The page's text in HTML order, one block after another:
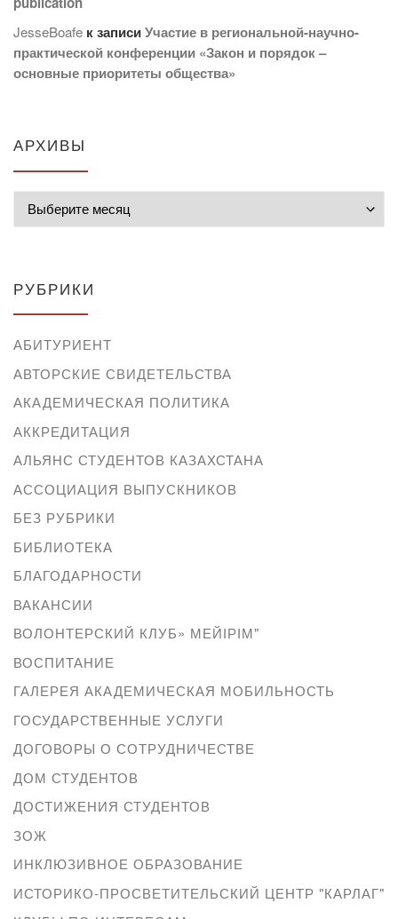
JesseBoafe к записиУчастие в региональной-научно-
практической конференции «Закон и порядок –
основные приоритеты общества»
АРХИВЫ
РУБРИКИ
АБИТУРИЕНТ
АВТОРСКИЕ СВИДЕТЕЛЬСТВА
АКАДЕМИЧЕСКАЯ ПОЛИТИКА
АККРЕДИТАЦИЯ
АЛЬЯНС СТУДЕНТОВ КАЗАХСТАНА
АССОЦИАЦИЯ ВЫПУСКНИКОВ
БЕЗ РУБРИКИ
БИБЛИОТЕКА
БЛАГОДАРНОСТИ
ВАКАНСИИ
ВОЛОНТЕРСКИЙ КЛУБ» МЕЙІРІМ"
ВОСПИТАНИЕ
ГАЛЕРЕЯ АКАДЕМИЧЕСКАЯ МОБИЛЬНОСТЬ
ГОСУДАРСТВЕННЫЕ УСЛУГИ
ДОГОВОРЫ О СОТРУДНИЧЕСТВЕ
ДОМ СТУДЕНТОВ
ДОСТИЖЕНИЯ СТУДЕНТОВ
ЗОЖ
ИНКЛЮЗИВНОЕ ОБРАЗОВАНИЕ
ИСТОРИКО-ПРОСВЕТИТЕЛЬСКИЙ ЦЕНТР "КАРЛАГ"